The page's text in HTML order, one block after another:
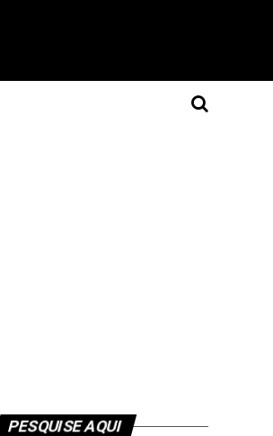
PESQUISE AQUI